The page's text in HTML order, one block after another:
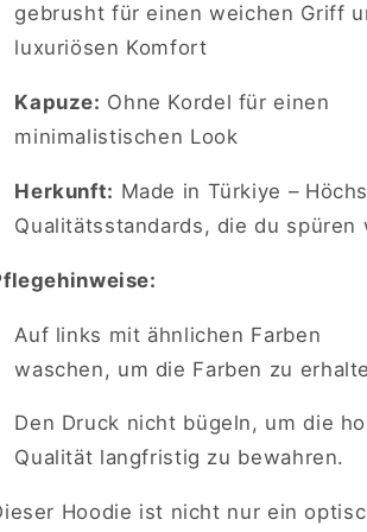
gebrusht für einen weichen Griff
luxuriösen Komfort
Kapuze: Ohne Kordel für einen
minimalistischen Look
Herkunft: Made in Türkiye –
Qualitätsstandards, die du spüren
Auf links mit ähnlichen Farben
waschen, um die Farben zu
Den Druck nicht bügeln, um die
Qualität langfristig zu bewahren.
Hoodie ist nicht nur ein